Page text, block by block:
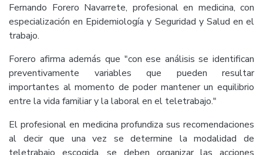
Fernando Forero Navarrete, profesional en medicina, con
especialización en Epidemiología y Seguridad y Salud en el
trabajo.
Forero afirma además que "con ese análisis se identifican
preventivamente variables que pueden resultar
importantes al momento de poder mantener un equilibrio
entre la vida familiar y la laboral en el teletrabajo."
El profesional en medicina profundiza sus recomendaciones
al decir que una vez se determine la modalidad de